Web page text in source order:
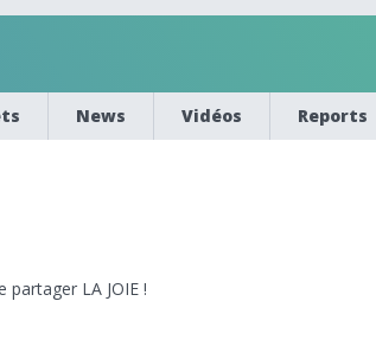
News Vidéos Reports
LA JOIE !